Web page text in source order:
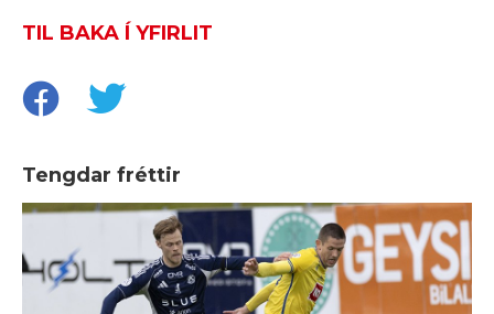
TIL BAKA Í YFIRLIT
Tengdar fréttir